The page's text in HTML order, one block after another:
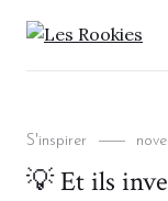
LES
Categories
S'inspirer
💡 Et ils